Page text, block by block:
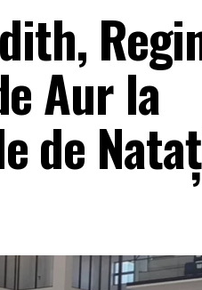
Aur la
de